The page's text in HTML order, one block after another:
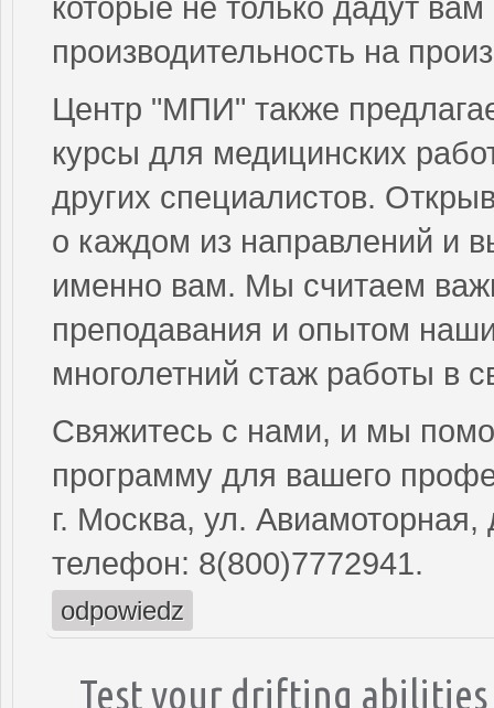
которые не только дадут
производительность на
Центр "МПИ" также
курсы для медицинских
других специалистов.
о каждом из направлений и
именно вам. Мы считаем
преподавания и опытом
многолетний стаж работы в
Свяжитесь с нами, и мы
программу для вашего
г. Москва, ул.
телефон: 8(800)7772941.
odpowiedz
Test your drifting abilities